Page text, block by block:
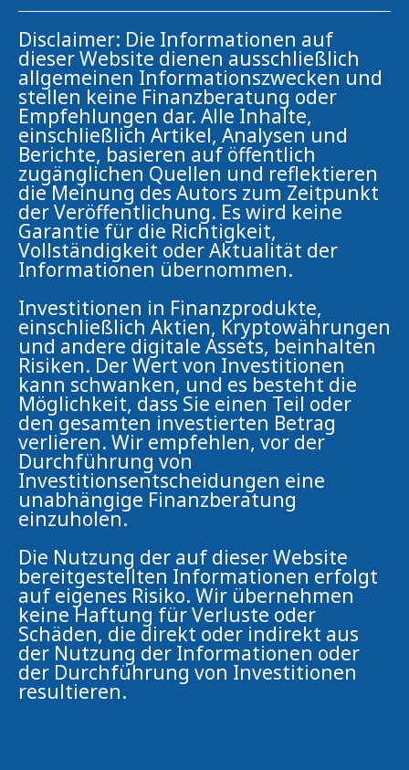
Disclaimer: Die Informationen auf
dieser Website dienen ausschließlich
allgemeinen Informationszwecken und
stellen keine Finanzberatung oder
Empfehlungen dar. Alle Inhalte,
einschließlich Artikel, Analysen und
Berichte, basieren auf öffentlich
zugänglichen Quellen und reflektieren
die Meinung des Autors zum Zeitpunkt
der Veröffentlichung. Es wird keine
Garantie für die Richtigkeit,
Vollständigkeit oder Aktualität der
Informationen übernommen.
Investitionen in Finanzprodukte,
einschließlich Aktien, Kryptowährungen
und andere digitale Assets, beinhalten
Risiken. Der Wert von Investitionen
kann schwanken, und es besteht die
Möglichkeit, dass Sie einen Teil oder
den gesamten investierten Betrag
verlieren. Wir empfehlen, vor der
Durchführung von
Investitionsentscheidungen eine
unabhängige Finanzberatung
einzuholen.
Die Nutzung der auf dieser Website
bereitgestellten Informationen erfolgt
auf eigenes Risiko. Wir übernehmen
keine Haftung für Verluste oder
Schäden, die direkt oder indirekt aus
der Nutzung der Informationen oder
der Durchführung von Investitionen
resultieren.